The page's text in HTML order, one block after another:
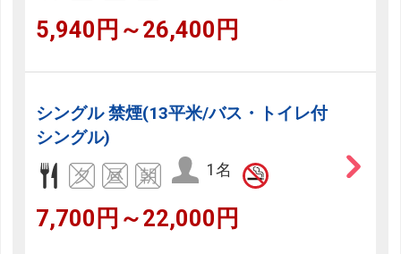
5,940円～26,400円
シングル 禁煙(13平米/バス・トイレ付
シングル)
1名
7,700円～22,000円